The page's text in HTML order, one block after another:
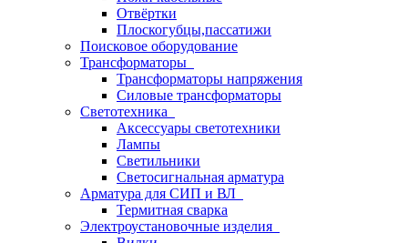
Отвёртки
Плоскогубцы,пассатижи
Поисковое оборудование
Трансформаторы
Трансформаторы напряжения
Силовые трансформаторы
Светотехника
Аксессуары светотехники
Лампы
Светильники
Светосигнальная арматура
Арматура для СИП и ВЛ
Термитная сварка
Электроустановочные изделия